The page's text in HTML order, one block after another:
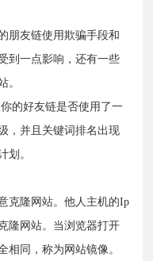
朋友链使用欺骗手段和
到一点影响，还有一些
。
的好友链是否使用了一
，并且关键词排名出现
划。
克隆网站。他人主机的Ip
隆网站。当浏览器打开
相同，称为网站镜像。